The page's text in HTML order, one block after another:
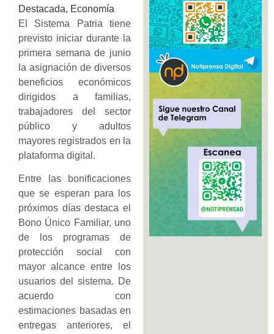
Destacada, Economía
El Sistema Patria tiene
previsto iniciar durante la
primera semana de junio
la asignación de diversos
beneficios económicos
dirigidos a familias,
trabajadores del sector
público y adultos
mayores registrados en la
plataforma digital.
Entre las bonificaciones
que se esperan para los
próximos días destaca el
Bono Único Familiar, uno
de los programas de
protección social con
mayor alcance entre los
usuarios del sistema. De
acuerdo con
estimaciones basadas en
entregas anteriores, el